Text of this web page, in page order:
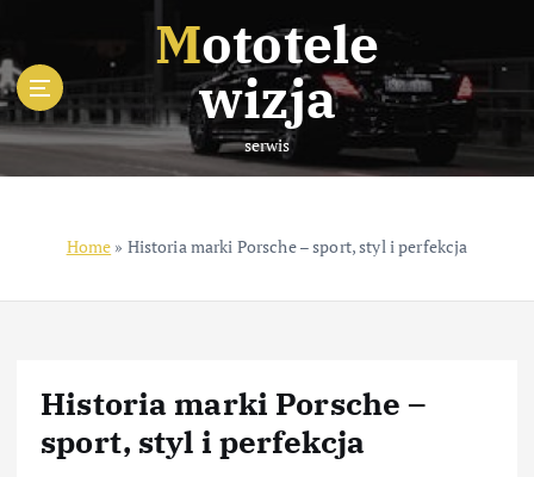
i
p
t
o
c
Mototele
wizja
serwis
Home » Historia marki Porsche – sport, styl i perfekcja
Historia marki Porsche –
sport, styl i perfekcja